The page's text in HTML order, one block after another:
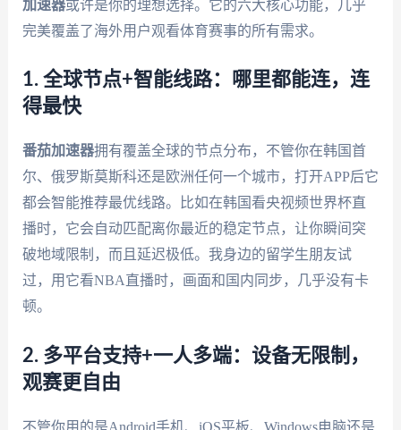
加速器或许是你的理想选择。它的六大核心功能，几乎
完美覆盖了海外用户观看体育赛事的所有需求。
1. 全球节点+智能线路：哪里都能连，连
得最快
番茄加速器拥有覆盖全球的节点分布，不管你在韩国首
尔、俄罗斯莫斯科还是欧洲任何一个城市，打开APP后它
都会智能推荐最优线路。比如在韩国看央视频世界杯直
播时，它会自动匹配离你最近的稳定节点，让你瞬间突
破地域限制，而且延迟极低。我身边的留学生朋友试
过，用它看NBA直播时，画面和国内同步，几乎没有卡
顿。
2. 多平台支持+一人多端：设备无限制，
观赛更自由
不管你用的是Android手机、iOS平板、Windows电脑还是